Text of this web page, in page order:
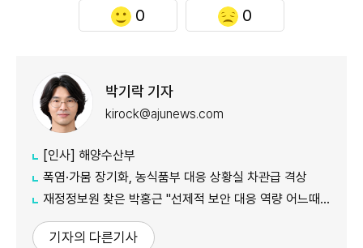
0 0
박기락 기자
kirock@ajunews.com
[인사] 해양수산부
폭염·가뭄 장기화, 농식품부 대응 상황실 차관급 격상
재정정보원 찾은 박홍근 "선제적 보안 대응 역량 어느때보다 중요"
기자의 다른기사